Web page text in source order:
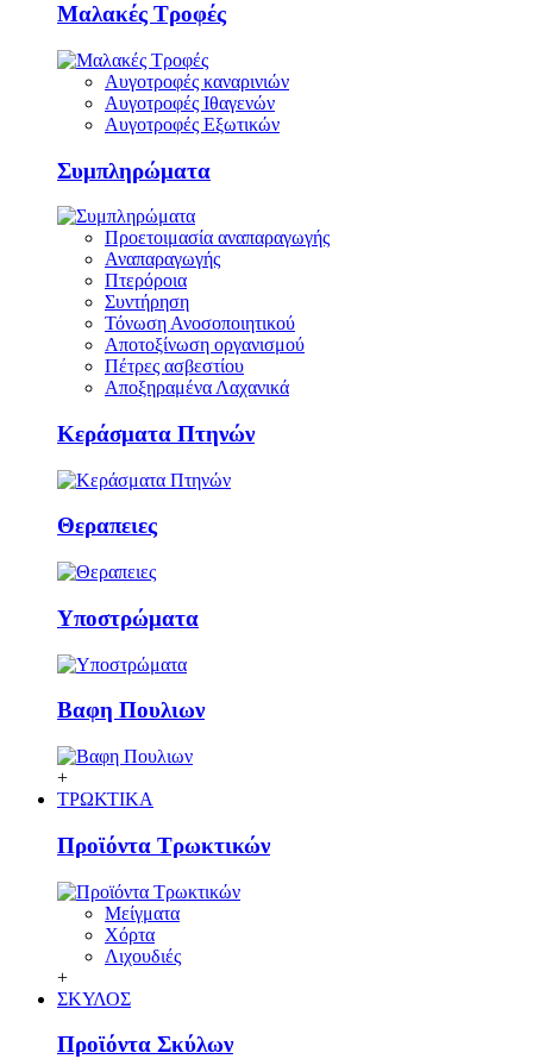
Μαλακές Τροφές
Αυγοτροφές καναρινιών
Αυγοτροφές Ιθαγενών
Αυγοτροφές Εξωτικών
Συμπληρώματα
Προετοιμασία αναπαραγωγής
Αναπαραγωγής
Πτερόροια
Συντήρηση
Τόνωση Ανοσοποιητικού
Αποτοξίνωση οργανισμού
Πέτρες ασβεστίου
Αποξηραμένα Λαχανικά
Κεράσματα Πτηνών
Θεραπειες
Υποστρώματα
Βαφη Πουλιων
+
ΤΡΩΚΤΙΚΑ
Προϊόντα Τρωκτικών
Μείγματα
Χόρτα
Λιχουδιές
+
ΣΚΥΛΟΣ
Προϊόντα Σκύλων